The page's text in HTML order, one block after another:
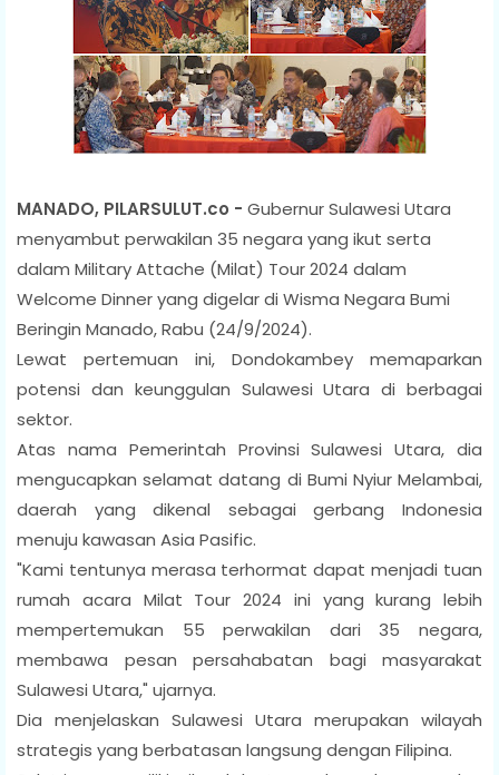
MANADO, PILARSULUT.co - Gubernur Sulawesi Utara
menyambut perwakilan 35 negara yang ikut serta
dalam Military Attache (Milat) Tour 2024 dalam
Welcome Dinner yang digelar di Wisma Negara Bumi
Beringin Manado, Rabu (24/9/2024).
Lewat pertemuan ini, Dondokambey memaparkan
potensi dan keunggulan Sulawesi Utara di berbagai
sektor.
Atas nama Pemerintah Provinsi Sulawesi Utara, dia
mengucapkan selamat datang di Bumi Nyiur Melambai,
daerah yang dikenal sebagai gerbang Indonesia
menuju kawasan Asia Pasific.
"Kami tentunya merasa terhormat dapat menjadi tuan
rumah acara Milat Tour 2024 ini yang kurang lebih
mempertemukan 55 perwakilan dari 35 negara,
membawa pesan persahabatan bagi masyarakat
Sulawesi Utara," ujarnya.
Dia menjelaskan Sulawesi Utara merupakan wilayah
strategis yang berbatasan langsung dengan Filipina.